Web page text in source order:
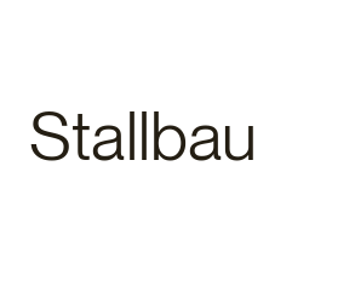
Stallbau